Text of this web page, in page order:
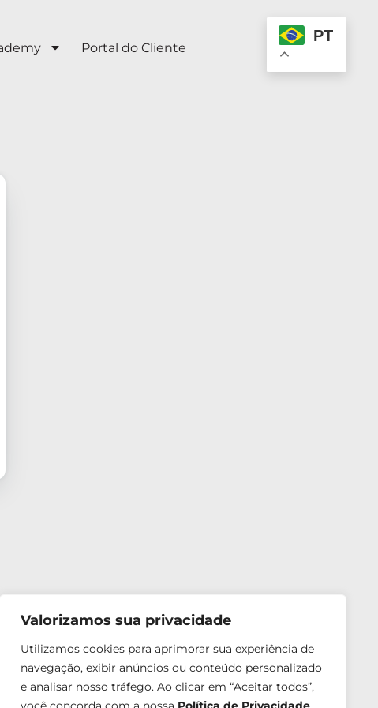
Valorizamos sua privacidade
Utilizamos cookies para aprimorar sua experiência de
navegação, exibir anúncios ou conteúdo personalizado
e analisar nosso tráfego. Ao clicar em “Aceitar todos”,
Portal do Cliente
PT
Siga o Dr. Daniel nas mídias sociais